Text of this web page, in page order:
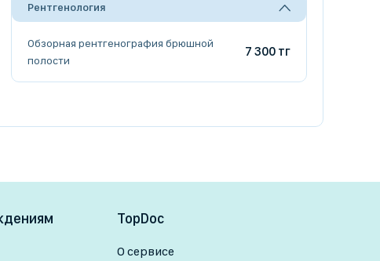
Рентгенология
Обзорная рентгенография брюшной
полости
7 300 тг
TopDoc
О сервисе